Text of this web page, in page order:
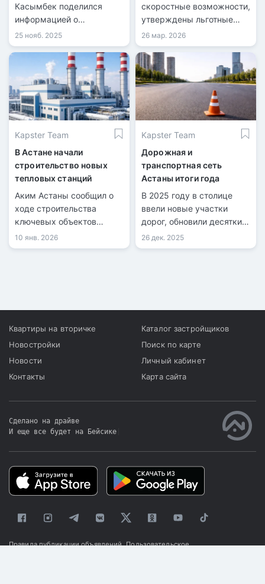
Касымбек поделился
информацией о
строительстве
медицинских
учреждений.
25 нояб. 2025
скоростные возможности,
утверждены льготные
условия.
26 мар. 2026
Kapster Team
В Астане начали
строительство новых
тепловых станций
Аким Астаны сообщил о
ходе строительства
ключевых объектов
инфраструктуры.
10 янв. 2026
Kapster Team
Дорожная и
транспортная сеть
Астаны итоги года
В 2025 году в столице
ввели новые участки
дорог, обновили десятки
километров покрытия.
26 дек. 2025
Квартиры на вторичке
Новостройки
Новости
Контакты
Каталог застройщиков
Поиск по карте
Личный кабинет
Карта сайта
Сделано на драйве
И еще все будет на Бейсике
Правила публикации объявлений Пользовательское